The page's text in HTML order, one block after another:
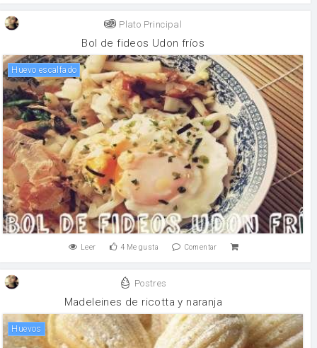
Plato Principal
Bol de fideos Udon fríos
huevo escalfado
Leer 4 Me gusta Comentar
Postres
Madeleines de ricotta y naranja
huevos